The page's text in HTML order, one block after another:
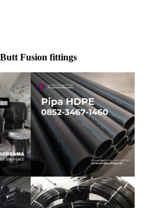
Fusion fittings